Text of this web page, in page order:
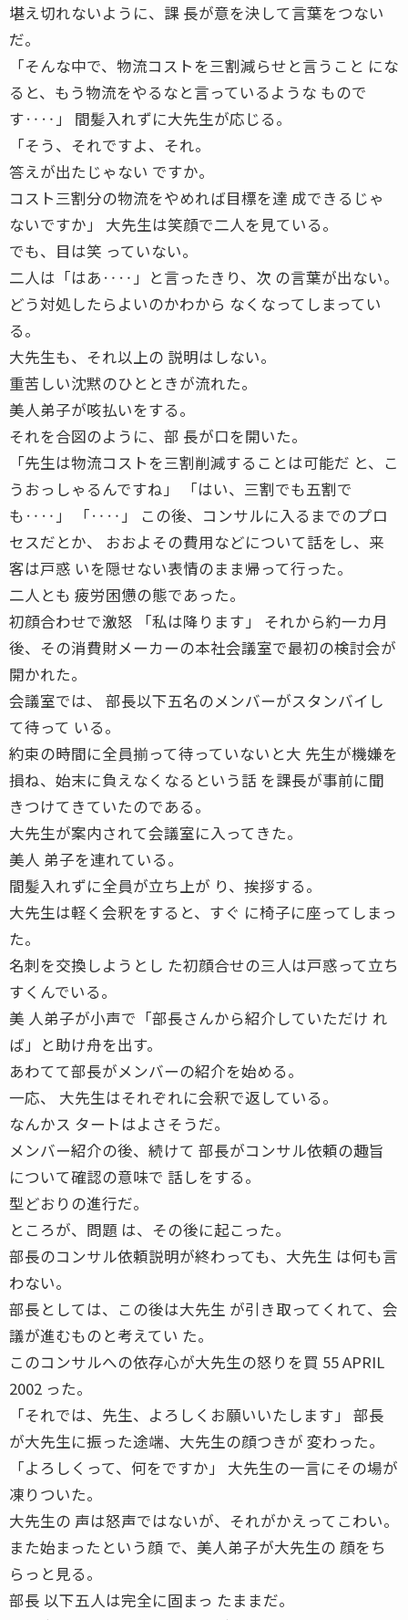
堪え切れないように、課 長が意を決して言葉をつない
だ。
「そんな中で、物流コストを三割減らせと言うこと にな
ると、もう物流をやるなと言っているような もので
す‥‥」 間髪入れずに大先生が応じる。
「そう、それですよ、それ。
答えが出たじゃない ですか。
コスト三割分の物流をやめれば目標を達 成できるじゃ
ないですか」 大先生は笑顔で二人を見ている。
でも、目は笑 っていない。
二人は「はあ‥‥」と言ったきり、次 の言葉が出ない。
どう対処したらよいのかわから なくなってしまってい
る。
大先生も、それ以上の 説明はしない。
重苦しい沈黙のひとときが流れた。
美人弟子が咳払いをする。
それを合図のように、部 長が口を開いた。
「先生は物流コストを三割削減することは可能だ と、こ
うおっしゃるんですね」 「はい、三割でも五割で
も‥‥」 「‥‥」 この後、コンサルに入るまでのプロ
セスだとか、 おおよその費用などについて話をし、来
客は戸惑 いを隠せない表情のまま帰って行った。
二人とも 疲労困憊の態であった。
初顔合わせで激怒 「私は降ります」 それから約一カ月
後、その消費財メーカーの本社会議室で最初の検討会が
開かれた。
会議室では、 部長以下五名のメンバーがスタンバイし
て待って いる。
約束の時間に全員揃って待っていないと大 先生が機嫌を
損ね、始末に負えなくなるという話 を課長が事前に聞
きつけてきていたのである。
大先生が案内されて会議室に入ってきた。
美人 弟子を連れている。
間髪入れずに全員が立ち上が り、挨拶する。
大先生は軽く会釈をすると、すぐ に椅子に座ってしまっ
た。
名刺を交換しようとし た初顔合せの三人は戸惑って立ち
すくんでいる。
美 人弟子が小声で「部長さんから紹介していただけ れ
ば」と助け舟を出す。
あわてて部長がメンバーの紹介を始める。
一応、 大先生はそれぞれに会釈で返している。
なんかス タートはよさそうだ。
メンバー紹介の後、続けて 部長がコンサル依頼の趣旨
について確認の意味で 話しをする。
型どおりの進行だ。
ところが、問題 は、その後に起こった。
部長のコンサル依頼説明が終わっても、大先生 は何も言
わない。
部長としては、この後は大先生 が引き取ってくれて、会
議が進むものと考えてい た。
このコンサルへの依存心が大先生の怒りを買 55 APRIL
2002 った。
「それでは、先生、よろしくお願いいたします」 部長
が大先生に振った途端、大先生の顔つきが 変わった。
「よろしくって、何をですか」 大先生の一言にその場が
凍りついた。
大先生の 声は怒声ではないが、それがかえってこわい。
また始まったという顔 で、美人弟子が大先生の 顔をち
らっと見る。
部長 以下五人は完全に固まっ たままだ。